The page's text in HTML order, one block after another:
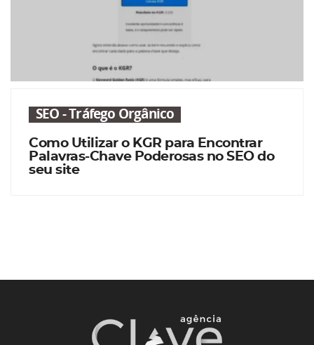
SEO - Tráfego Orgânico
Como Utilizar o KGR para Encontrar
Palavras-Chave Poderosas no SEO do
seu site